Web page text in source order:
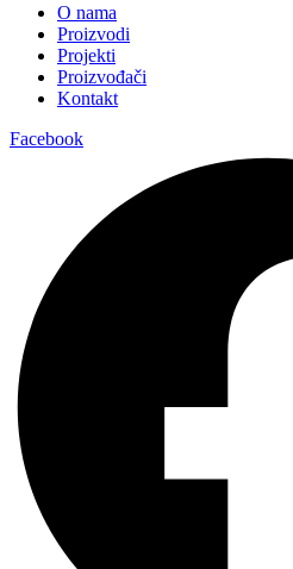
O nama
Proizvodi
Projekti
Proizvođači
Kontakt
Facebook